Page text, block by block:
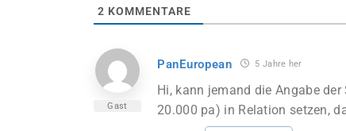
2 KOMMENTARE
Gast
PanEuropean 5 Jahre her
Hi, kann jemand die Angabe
20.000 pa) in Relation setzen,